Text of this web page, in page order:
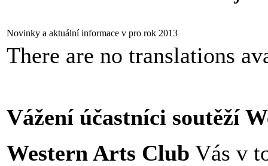
Novinky a aktuální informace v pro rok 2013
There are no translations
Vážení účastníci soutěží
Western Arts Club Vás v